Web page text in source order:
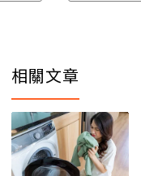
相關文章